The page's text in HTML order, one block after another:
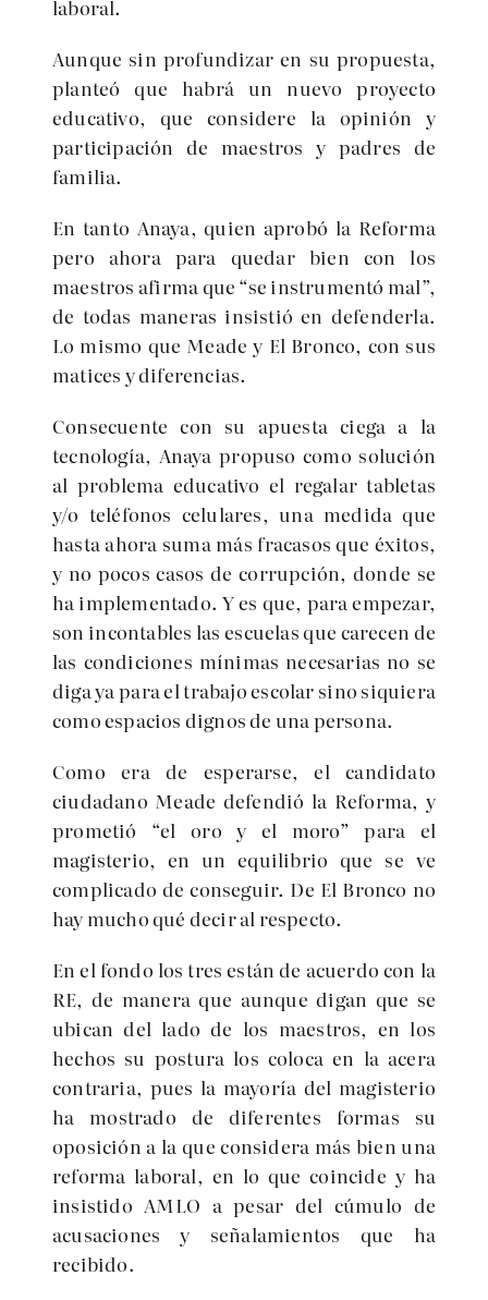
laboral.
Aunque sin profundizar en su propuesta,
planteó que habrá un nuevo proyecto
educativo, que considere la opinión y
participación de maestros y padres de
familia.
En tanto Anaya, quien aprobó la Reforma
pero ahora para quedar bien con los
maestros afirma que “se instrumentó mal”,
de todas maneras insistió en defenderla.
Lo mismo que Meade y El Bronco, con sus
matices y diferencias.
Consecuente con su apuesta ciega a la
tecnología, Anaya propuso como solución
al problema educativo el regalar tabletas
y/o teléfonos celulares, una medida que
hasta ahora suma más fracasos que éxitos,
y no pocos casos de corrupción, donde se
ha implementado. Y es que, para empezar,
son incontables las escuelas que carecen de
las condiciones mínimas necesarias no se
diga ya para el trabajo escolar sino siquiera
como espacios dignos de una persona.
Como era de esperarse, el candidato
ciudadano Meade defendió la Reforma, y
prometió “el oro y el moro” para el
magisterio, en un equilibrio que se ve
complicado de conseguir. De El Bronco no
hay mucho qué decir al respecto.
En el fondo los tres están de acuerdo con la
RE, de manera que aunque digan que se
ubican del lado de los maestros, en los
hechos su postura los coloca en la acera
contraria, pues la mayoría del magisterio
ha mostrado de diferentes formas su
oposición a la que considera más bien una
reforma laboral, en lo que coincide y ha
insistido AMLO a pesar del cúmulo de
acusaciones y señalamientos que ha
recibido.